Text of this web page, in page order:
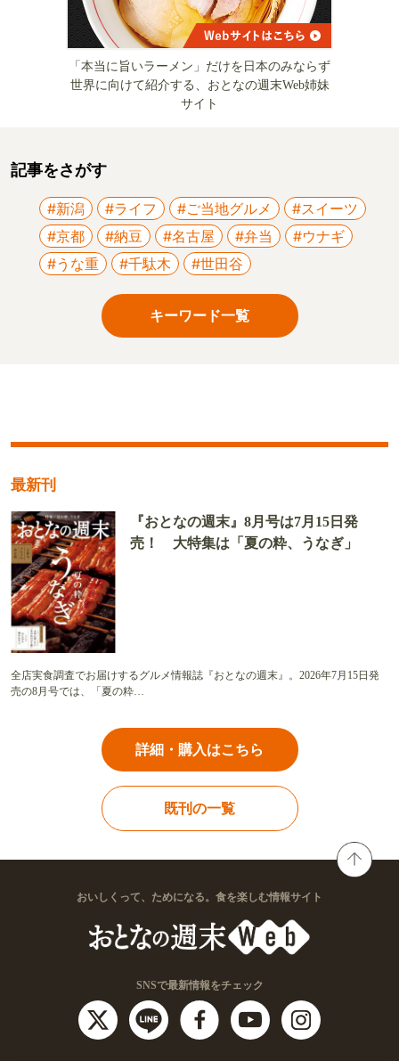
「本当に旨いラーメン」だけを日本のみならず
世界に向けて紹介する、おとなの週末Web姉妹
サイト
記事をさがす
#新潟 #ライフ #ご当地グルメ
#スイーツ
#京都
#納豆 #名古屋 #弁当
#ウナギ
#うな重
#千駄木 #世田谷
キーワード一覧
最新刊
『おとなの週末』8月号は7月15日発
売！ 大特集は「夏の粋、うなぎ」
全店実食調査でお届けするグルメ情報誌『おとなの週末』。2026年7月15日発
売の8月号では、「夏の粋…
詳細・購入はこちら
既刊の一覧
おいしくって、ためになる。食を楽しむ情報サイト
SNSで最新情報をチェック